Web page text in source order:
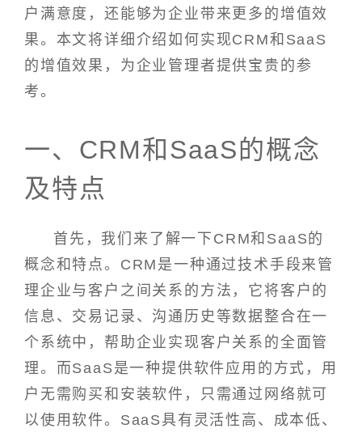
户满意度，还能够为企业带来更多的增值效
果。本文将详细介绍如何实现CRM和SaaS
的增值效果，为企业管理者提供宝贵的参
考。
一、CRM和SaaS的概念
及特点
首先，我们来了解一下CRM和SaaS的
概念和特点。CRM是一种通过技术手段来管
理企业与客户之间关系的方法，它将客户的
信息、交易记录、沟通历史等数据整合在一
个系统中，帮助企业实现客户关系的全面管
理。而SaaS是一种提供软件应用的方式，用
户无需购买和安装软件，只需通过网络就可
以使用软件。SaaS具有灵活性高、成本低、